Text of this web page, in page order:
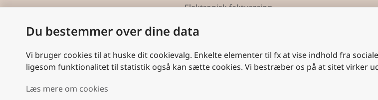
Elektronisk fakturering
CVR: 59743228
Du bestemmer over dine data
Vi bruger cookies til at huske dit cookievalg. Enkelte elementer til fx at vise indhold fra
ligesom funktionalitet til statistik også kan sætte cookies. Vi bestræber os på at sitet virker
Læs mere om cookies